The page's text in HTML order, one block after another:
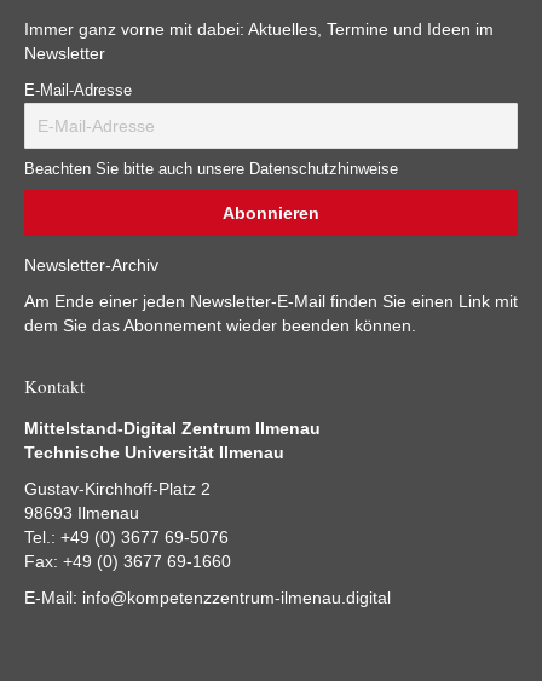
Immer ganz vorne mit dabei: Aktuelles, Termine und Ideen im
Newsletter
E-Mail-Adresse
Beachten Sie bitte auch unsere Datenschutzhinweise
Newsletter-Archiv
Am Ende einer jeden Newsletter-E-Mail finden Sie einen Link mit
dem Sie das Abonnement wieder beenden können.
Kontakt
Mittelstand-Digital Zentrum Ilmenau
Technische Universität Ilmenau
Gustav-Kirchhoff-Platz 2
98693 Ilmenau
Tel.: +49 (0) 3677 69-5076
Fax: +49 (0) 3677 69-1660
E-Mail: info@kompetenzzentrum-ilmenau.digital